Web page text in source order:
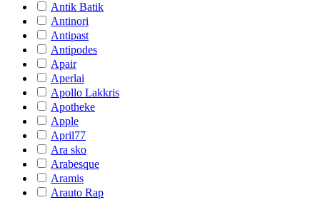
Antik Batik
Antinori
Antipast
Antipodes
Apair
Aperlai
Apollo Lakkris
Apotheke
Apple
April77
Ara sko
Arabesque
Aramis
Arauto Rap